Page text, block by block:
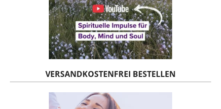
VERSANDKOSTENFREI BESTELLEN